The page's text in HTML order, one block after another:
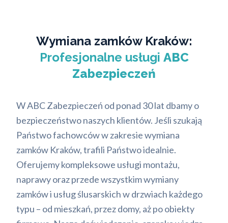
Wymiana zamków Kraków:
Profesjonalne usługi ABC
Zabezpieczeń
W ABC Zabezpieczeń od ponad 30 lat dbamy o
bezpieczeństwo naszych klientów. Jeśli szukają
Państwo fachowców w zakresie wymiana
zamków Kraków, trafili Państwo idealnie.
Oferujemy kompleksowe usługi montażu,
naprawy oraz przede wszystkim wymiany
zamków i usług ślusarskich w drzwiach każdego
typu – od mieszkań, przez domy, aż po obiekty